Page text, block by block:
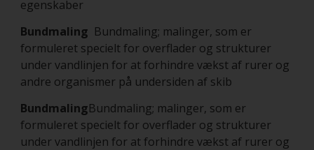
egenskaber
Bundmaling Bundmaling; malinger, som er
formuleret specielt for overflader og strukturer
under vandlinjen for at forhindre vækst af rurer og
andre organismer på undersiden af skib
BundmalingBundmaling; malinger, som er
formuleret specielt for overflader og strukturer
under vandlinjen for at forhindre vækst af rurer og